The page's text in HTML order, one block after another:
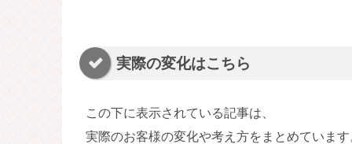
実際の変化はこちら
この下に表示されている記事は、
実際のお客様の変化や考え方をまとめています